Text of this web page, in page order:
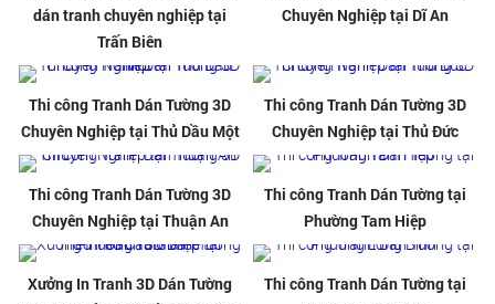
dán tranh chuyên nghiệp tại
Trấn Biên
Chuyên Nghiệp tại Dĩ An
Thi công Tranh Dán Tường 3D
Chuyên Nghiệp tại Thủ Dầu Một
Thi công Tranh Dán Tường 3D
Chuyên Nghiệp tại Thủ Đức
Thi công Tranh Dán Tường 3D
Chuyên Nghiệp tại Thuận An
Thi công Tranh Dán Tường tại
Phường Tam Hiệp
Xưởng In Tranh 3D Dán Tường
Thi công Tranh Dán Tường tại